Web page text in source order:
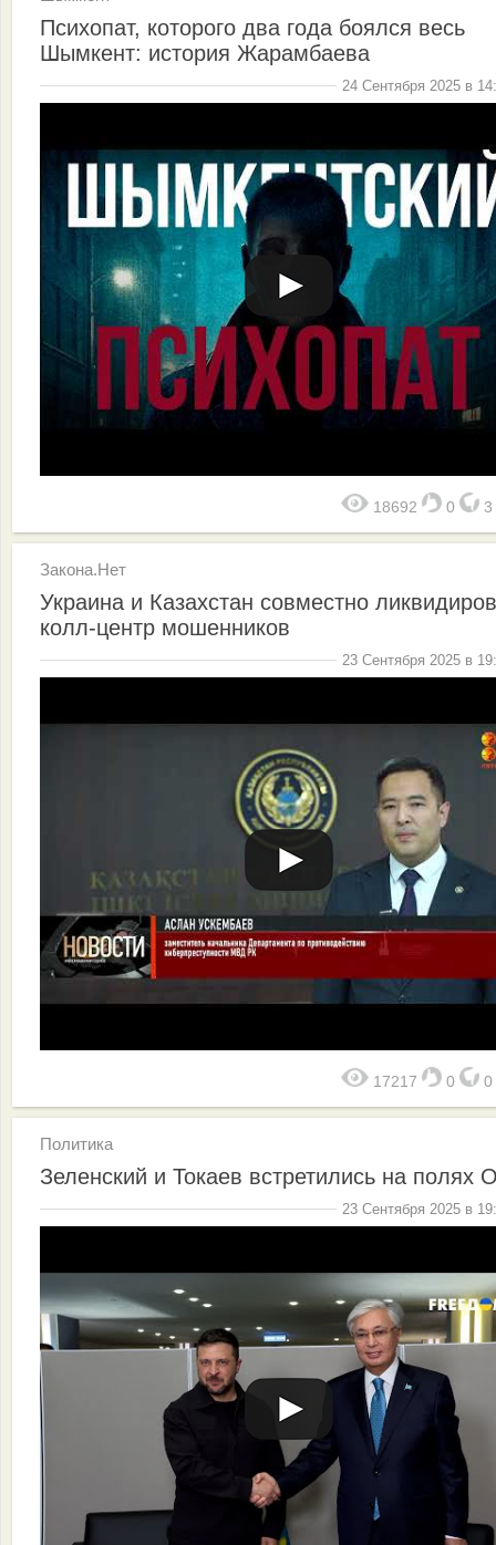
Психопат, которого два года боялся весь
Шымкент: история Жарамбаева
24 Сентября 2025 в
18692 0 3
Закона.Нет
Украина и Казахстан совместно
колл-центр мошенников
23 Сентября 2025 в
17217 0 0
Политика
Зеленский и Токаев встретились на полях
23 Сентября 2025 в